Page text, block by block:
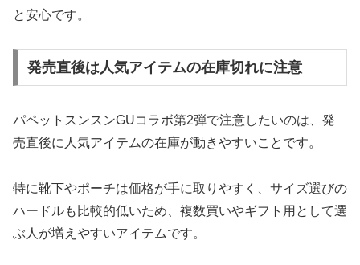
と安心です。
発売直後は人気アイテムの在庫切れに注意
パペットスンスンGUコラボ第2弾で注意したいのは、発
売直後に人気アイテムの在庫が動きやすいことです。
特に靴下やポーチは価格が手に取りやすく、サイズ選びの
ハードルも比較的低いため、複数買いやギフト用として選
ぶ人が増えやすいアイテムです。